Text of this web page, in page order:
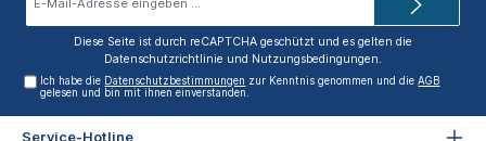
Diese Seite ist durch reCAPTCHA geschützt und es gelten die
Datenschutzrichtlinie und Nutzungsbedingungen.
Ich habe die Datenschutzbestimmungen zur Kenntnis genommen und dieAGB
gelesen und bin mit ihnen einverstanden.
Service-Hotline